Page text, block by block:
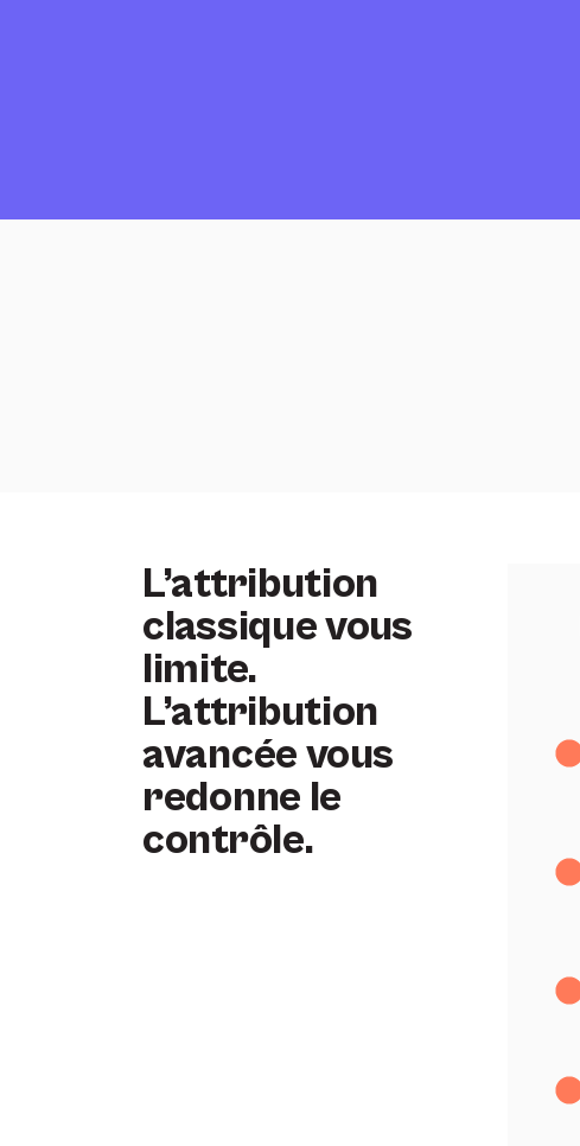
L’attribution
classique vous
limite.
L’attribution
avancée vous
redonne le
contrôle.